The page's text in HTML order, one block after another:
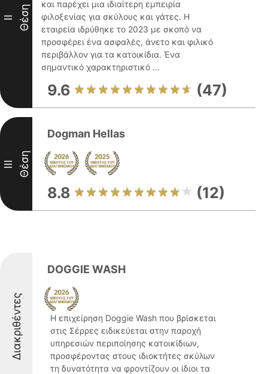
II Θέση
και παρέχει μια ιδιαίτερη εμπειρία
φιλοξενίας για σκύλους και γάτες. Η
εταιρεία ιδρύθηκε το 2023 με σκοπό να
προσφέρει ένα ασφαλές, άνετο και φιλικό
περιβάλλον για τα κατοικίδια. Ένα
σημαντικό χαρακτηριστικό ...
9.6 (47)
III Θέση
Dogman Hellas
8.8 (12)
Διακριθέντες
DOGGIE WASH
Η επιχείρηση Doggie Wash που βρίσκεται
στις Σέρρες ειδικεύεται στην παροχή
υπηρεσιών περιποίησης κατοικίδιων,
προσφέροντας στους ιδιοκτήτες σκύλων
τη δυνατότητα να φροντίζουν οι ίδιοι τα